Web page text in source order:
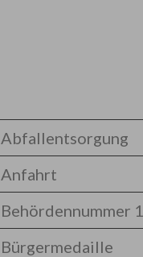
Abfallentsorgung
Anfahrt
Behördennummer
Bürgermedaille